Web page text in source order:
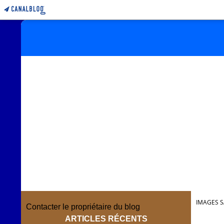
Contacter le propriétaire du blog
ARTICLES RÉCENTS
IMAGES